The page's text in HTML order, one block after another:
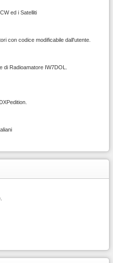
ed i Satelliti
con codice modificabile dall'utente.
di Radioamatore IW7DOL.